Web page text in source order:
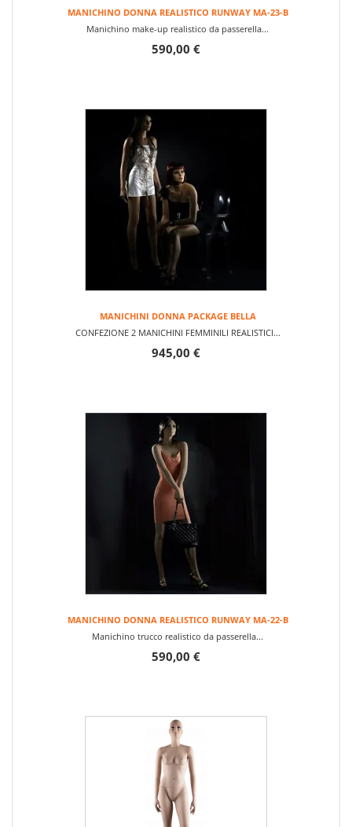
MANICHINO DONNA REALISTICO RUNWAY MA-23-B
Manichino make-up realistico da passerella...
590,00 €
MANICHINI DONNA PACKAGE BELLA
CONFEZIONE 2 MANICHINI FEMMINILI REALISTICI...
945,00 €
MANICHINO DONNA REALISTICO RUNWAY MA-22-B
Manichino trucco realistico da passerella...
590,00 €